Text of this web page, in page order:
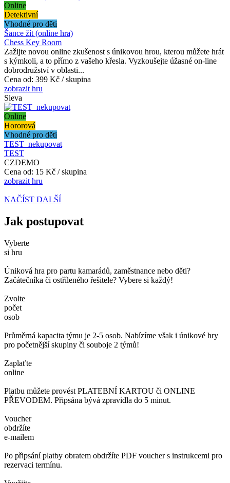
Online
Detektivní
Vhodné pro děti
Šance žít (online hra)
Chess Key Room
Zažijte novou online zkušenost s únikovou hrou, kterou můžete hrát
s kýmkoli, a to přímo z vašeho křesla. Vyzkoušejte úžasné on-line
dobrodružství v oblasti...
Cena od: 399 Kč / skupina
zobrazit hru
Sleva
Online
Hororová
Vhodné pro děti
TEST_nekupovat
TEST
CZDEMO
Cena od: 15 Kč / skupina
zobrazit hru
NAČÍST DALŠÍ
Jak postupovat
Vyberte
si hru
Úniková hra pro partu kamarádů, zaměstnance nebo děti?
Začátečníka či ostříleného řešitele? Vybere si každý!
Zvolte
počet
osob
Průměrná kapacita týmu je 2-5 osob. Nabízíme však i únikové hry
pro početnější skupiny či souboje 2 týmů!
Zaplaťte
online
Platbu můžete provést PLATEBNÍ KARTOU či ONLINE
PŘEVODEM. Připsána bývá zpravidla do 5 minut.
Voucher
obdržíte
e-mailem
Po připsání platby obratem obdržíte PDF voucher s instrukcemi pro
rezervaci termínu.